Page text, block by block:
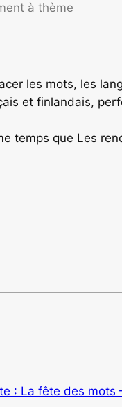
à thème
les mots, les
et finlandais,
temps que Les
: La fête des mots